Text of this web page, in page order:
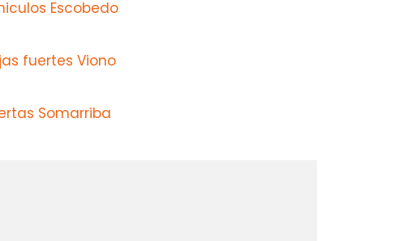
Escobedo
fuertes Viono
Somarriba